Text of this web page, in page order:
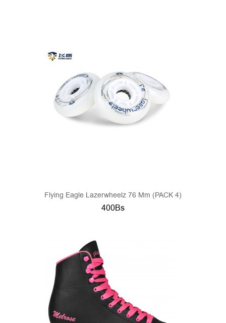
Flying Eagle Lazerwheelz 76 Mm (PACK 4)
400Bs